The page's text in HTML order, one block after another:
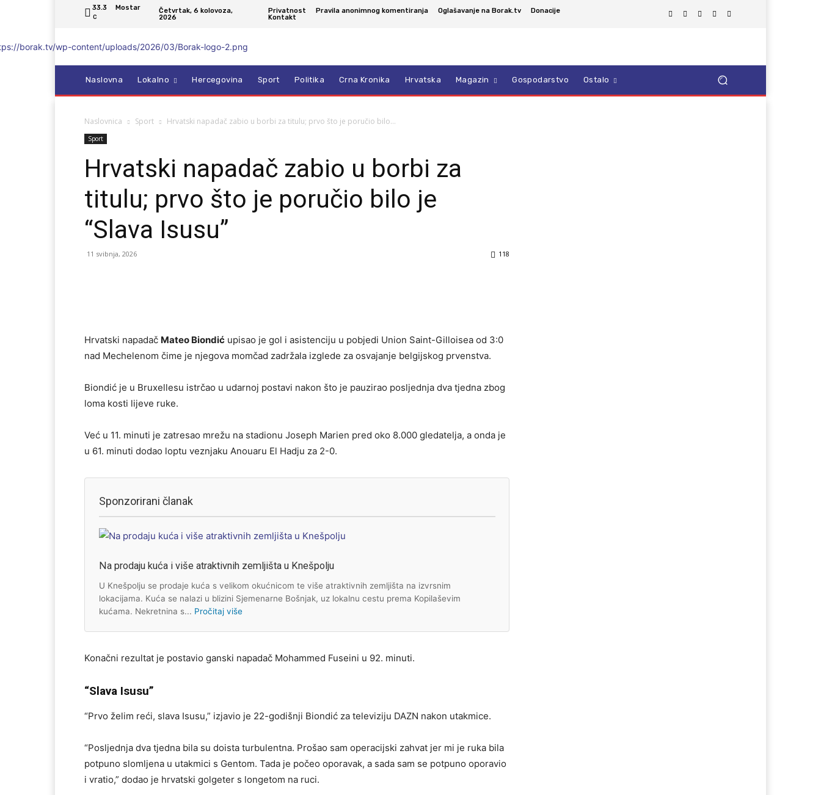
33.3
C
Mostar
Četvrtak, 6 kolovoza,
2026
Privatnost Pravila anonimnog komentiranja Oglašavanje na Borak.tv
Donacije
Kontakt
Naslovna Lokalno Hercegovina Sport Politika Crna Kronika Hrvatska Magazin Gospodarstvo Ostalo
Naslovnica Sport Hrvatski napadač zabio u borbi za titulu; prvo što je poručio bilo...
Sport
Hrvatski napadač zabio u borbi za
titulu; prvo što je poručio bilo je
“Slava Isusu”
11 svibnja, 2026 118
Hrvatski napadač Mateo Biondić upisao je gol i asistenciju u pobjedi Union Saint-Gilloisea od 3:0
nad Mechelenom čime je njegova momčad zadržala izglede za osvajanje belgijskog prvenstva.
Biondić je u Bruxellesu istrčao u udarnoj postavi nakon što je pauzirao posljednja dva tjedna zbog
loma kosti lijeve ruke.
Već u 11. minuti je zatresao mrežu na stadionu Joseph Marien pred oko 8.000 gledatelja, a onda je
u 61. minuti dodao loptu veznjaku Anouaru El Hadju za 2-0.
Sponzorirani članak
Na prodaju kuća i više atraktivnih zemljišta u Knešpolju
U Knešpolju se prodaje kuća s velikom okućnicom te više atraktivnih zemljišta na izvrsnim
lokacijama. Kuća se nalazi u blizini Sjemenarne Bošnjak, uz lokalnu cestu prema Kopilaševim
kućama. Nekretnina s... Pročitaj više
Konačni rezultat je postavio ganski napadač Mohammed Fuseini u 92. minuti.
“Slava Isusu”
“Prvo želim reći, slava Isusu,” izjavio je 22-godišnji Biondić za televiziju DAZN nakon utakmice.
“Posljednja dva tjedna bila su doista turbulentna. Prošao sam operacijski zahvat jer mi je ruka bila
potpuno slomljena u utakmici s Gentom. Tada je počeo oporavak, a sada sam se potpuno oporavio
i vratio,” dodao je hrvatski golgeter s longetom na ruci.